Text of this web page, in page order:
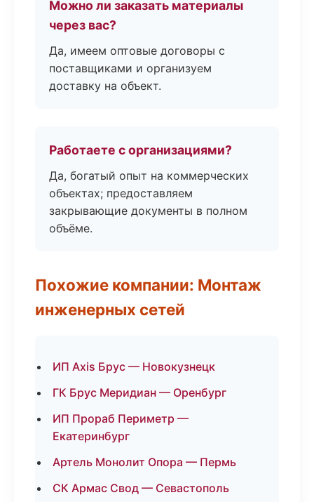
Можно ли заказать материалы
через вас?
Да, имеем оптовые договоры с
поставщиками и организуем
доставку на объект.
Работаете с организациями?
Да, богатый опыт на коммерческих
объектах; предоставляем
закрывающие документы в полном
объёме.
Похожие компании: Монтаж
инженерных сетей
ИП Axis Брус — Новокузнецк
ГК Брус Меридиан — Оренбург
ИП Прораб Периметр —
Екатеринбург
Артель Монолит Опора — Пермь
СК Армас Свод — Севастополь